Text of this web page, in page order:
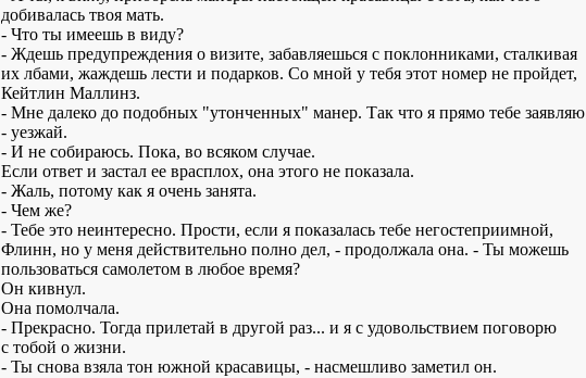
добивалась твоя мать.
- Что ты имеешь в виду?
- Ждешь предупреждения о визите, забавляешься с поклонниками, сталкивая
их лбами, жаждешь лести и подарков. Со мной у тебя этот номер не пройдет,
Кейтлин Маллинз.
- Мне далеко до подобных "утонченных" манер. Так что я прямо тебе заявляю
- уезжай.
- И не собираюсь. Пока, во всяком случае.
Если ответ и застал ее врасплох, она этого не показала.
- Жаль, потому как я очень занята.
- Чем же?
- Тебе это неинтересно. Прости, если я показалась тебе негостеприимной,
Флинн, но у меня действительно полно дел, - продолжала она. - Ты можешь
пользоваться самолетом в любое время?
Он кивнул.
Она помолчала.
- Прекрасно. Тогда прилетай в другой раз... и я с удовольствием поговорю
с тобой о жизни.
- Ты снова взяла тон южной красавицы, - насмешливо заметил он.